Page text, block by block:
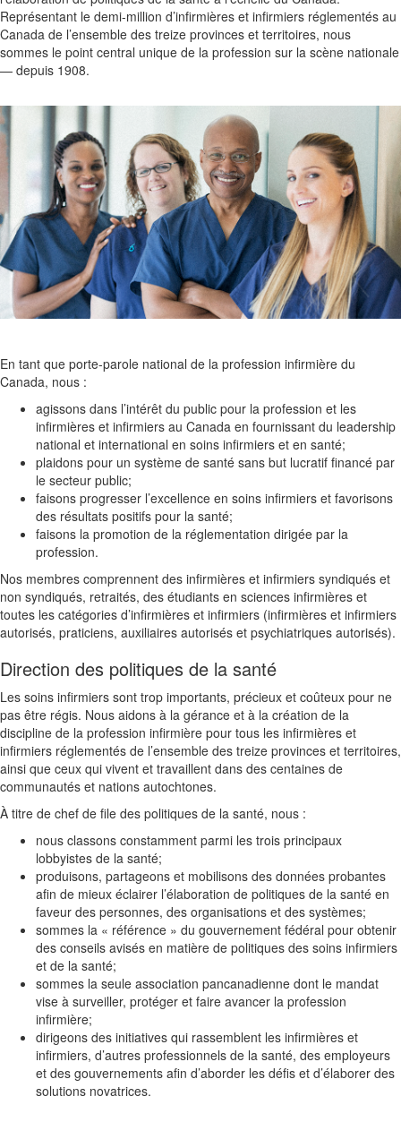
Représentant le demi-million d’infirmières et infirmiers réglementés au
Canada de l’ensemble des treize provinces et territoires, nous
sommes le point central unique de la profession sur la scène nationale
— depuis 1908.
En tant que porte-parole national de la profession infirmière du
Canada, nous :
agissons dans l’intérêt du public pour la profession et les
infirmières et infirmiers au Canada en fournissant du leadership
national et international en soins infirmiers et en santé;
plaidons pour un système de santé sans but lucratif financé par
le secteur public;
faisons progresser l’excellence en soins infirmiers et favorisons
des résultats positifs pour la santé;
faisons la promotion de la réglementation dirigée par la
profession.
Nos membres comprennent des infirmières et infirmiers syndiqués et
non syndiqués, retraités, des étudiants en sciences infirmières et
toutes les catégories d’infirmières et infirmiers (infirmières et infirmiers
autorisés, praticiens, auxiliaires autorisés et psychiatriques autorisés).
Direction des politiques de la santé
Les soins infirmiers sont trop importants, précieux et coûteux pour ne
pas être régis. Nous aidons à la gérance et à la création de la
discipline de la profession infirmière pour tous les infirmières et
infirmiers réglementés de l’ensemble des treize provinces et territoires,
ainsi que ceux qui vivent et travaillent dans des centaines de
communautés et nations autochtones.
À titre de chef de file des politiques de la santé, nous :
nous classons constamment parmi les trois principaux
lobbyistes de la santé;
produisons, partageons et mobilisons des données probantes
afin de mieux éclairer l’élaboration de politiques de la santé en
faveur des personnes, des organisations et des systèmes;
sommes la « référence » du gouvernement fédéral pour obtenir
des conseils avisés en matière de politiques des soins infirmiers
et de la santé;
sommes la seule association pancanadienne dont le mandat
vise à surveiller, protéger et faire avancer la profession
infirmière;
dirigeons des initiatives qui rassemblent les infirmières et
infirmiers, d’autres professionnels de la santé, des employeurs
et des gouvernements afin d’aborder les défis et d’élaborer des
solutions novatrices.